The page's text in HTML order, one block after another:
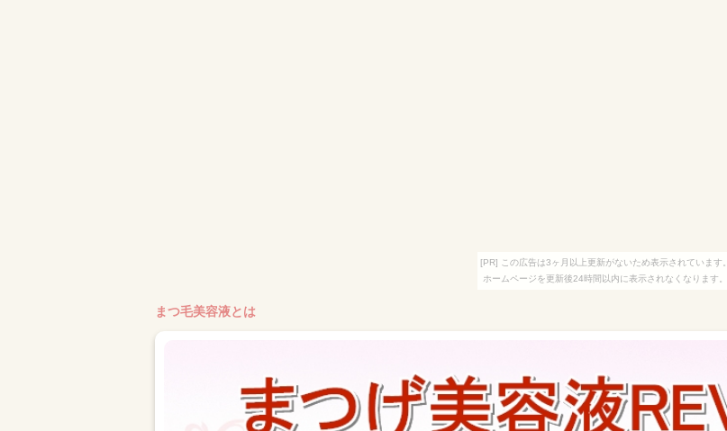
[PR] この広告は3ヶ月以上更新がないため表示されています。
ホームページを更新後24時間以内に表示されなくなります。
まつ毛美容液とは